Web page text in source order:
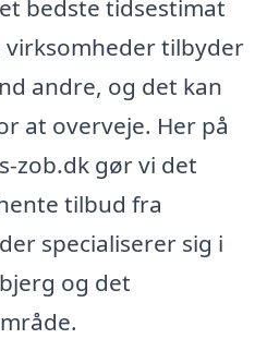
bedste tidsestimat
tilbyder
andre, og det kan
at overveje. Her på
zob.dk gør vi det
tilbud fra
specialiserer sig i
og det